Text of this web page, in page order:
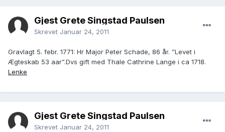
Gjest Grete Singstad Paulsen
Skrevet Januar 24, 2011
Gravlagt 5. febr. 1771: Hr Major Peter Schade, 86 år. ”Levet i
Ægteskab 53 aar”.Dvs gift med Thale Cathrine Lange i ca 1718.
Lenke
Gjest Grete Singstad Paulsen
Skrevet Januar 24, 2011